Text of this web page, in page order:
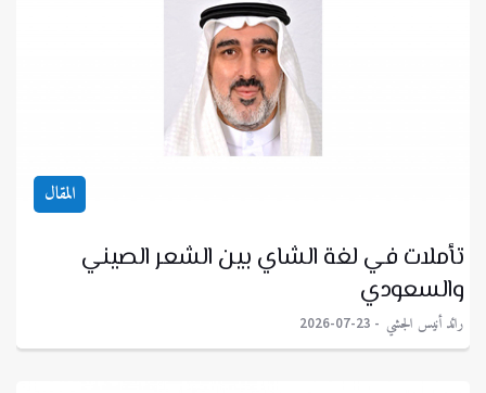
المقال
تأملات في لغة الشاي بين الشعر الصيني
والسعودي
رائد أنيس الجشي 2026-07-23